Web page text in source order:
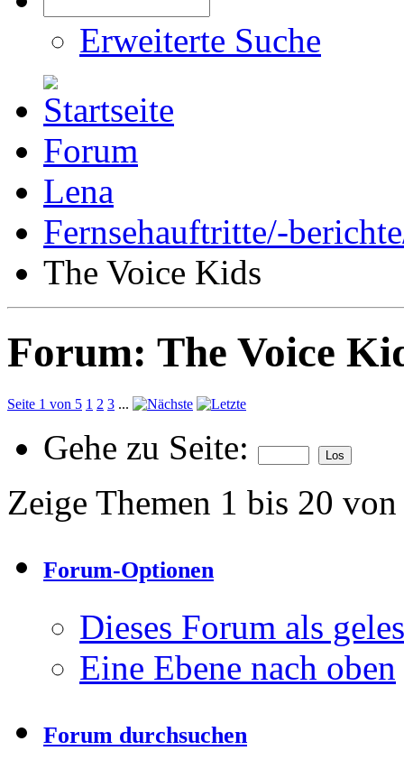
Erweiterte Suche
Forum
Lena
Fernsehauftritte/-
The Voice Kids
Forum: The Voice
Seite 1 von 5 1 2 3 ...
Gehe zu Seite:
Zeige Themen 1 bis 20
Forum-Optionen
Dieses Forum als
Eine Ebene nach oben
Forum durchsuchen